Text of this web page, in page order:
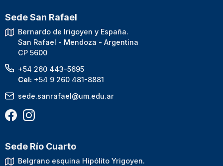
Sede San Rafael
Bernardo de Irigoyen y España.
San Rafael - Mendoza - Argentina
CP 5600
+54 260 443-5695
Cel: +54 9 260 481-8881
sede.sanrafael@um.edu.ar
Sede Río Cuarto
Belgrano esquina Hipólito Yrigoyen.